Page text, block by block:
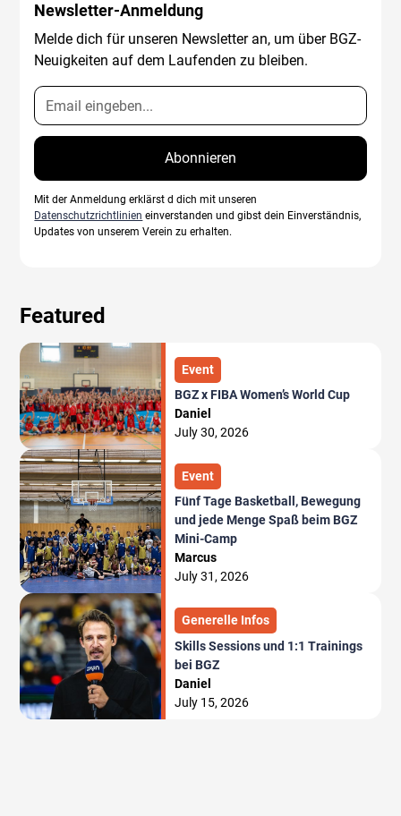
Newsletter-Anmeldung
Melde dich für unseren Newsletter an, um über BGZ-
Neuigkeiten auf dem Laufenden zu bleiben.
Mit der Anmeldung erklärst d dich mit unseren
Datenschutzrichtlinien einverstanden und gibst dein Einverständnis,
Updates von unserem Verein zu erhalten.
Featured
Event
BGZ x FIBA Women’s World Cup
Daniel
July 30, 2026
Event
Fünf Tage Basketball, Bewegung
und jede Menge Spaß beim BGZ
Mini-Camp
Marcus
July 31, 2026
Generelle Infos
Skills Sessions und 1:1 Trainings
bei BGZ
Daniel
July 15, 2026